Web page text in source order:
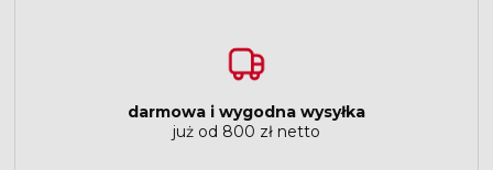
darmowa i wygodna wysyłka
już od 800 zł netto